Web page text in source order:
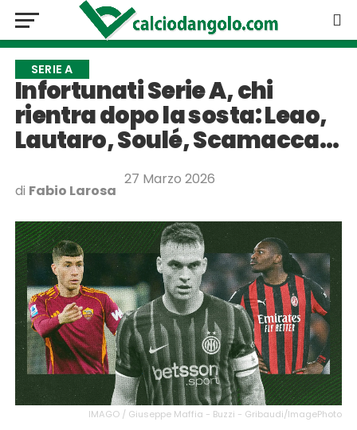
SERIE A
Infortunati Serie A, chi
rientra dopo la sosta: Leao,
Lautaro, Soulé, Scamacca…
di Fabio Larosa
27 Marzo 2026
IMAGO / Giuseppe Maffia - Buzzi - Gribaudi/ImagePhoto